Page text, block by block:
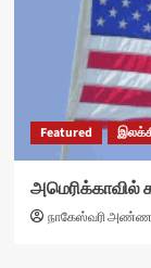
Featured
அமெரிக்காவில்
நாகேஸ்வரி